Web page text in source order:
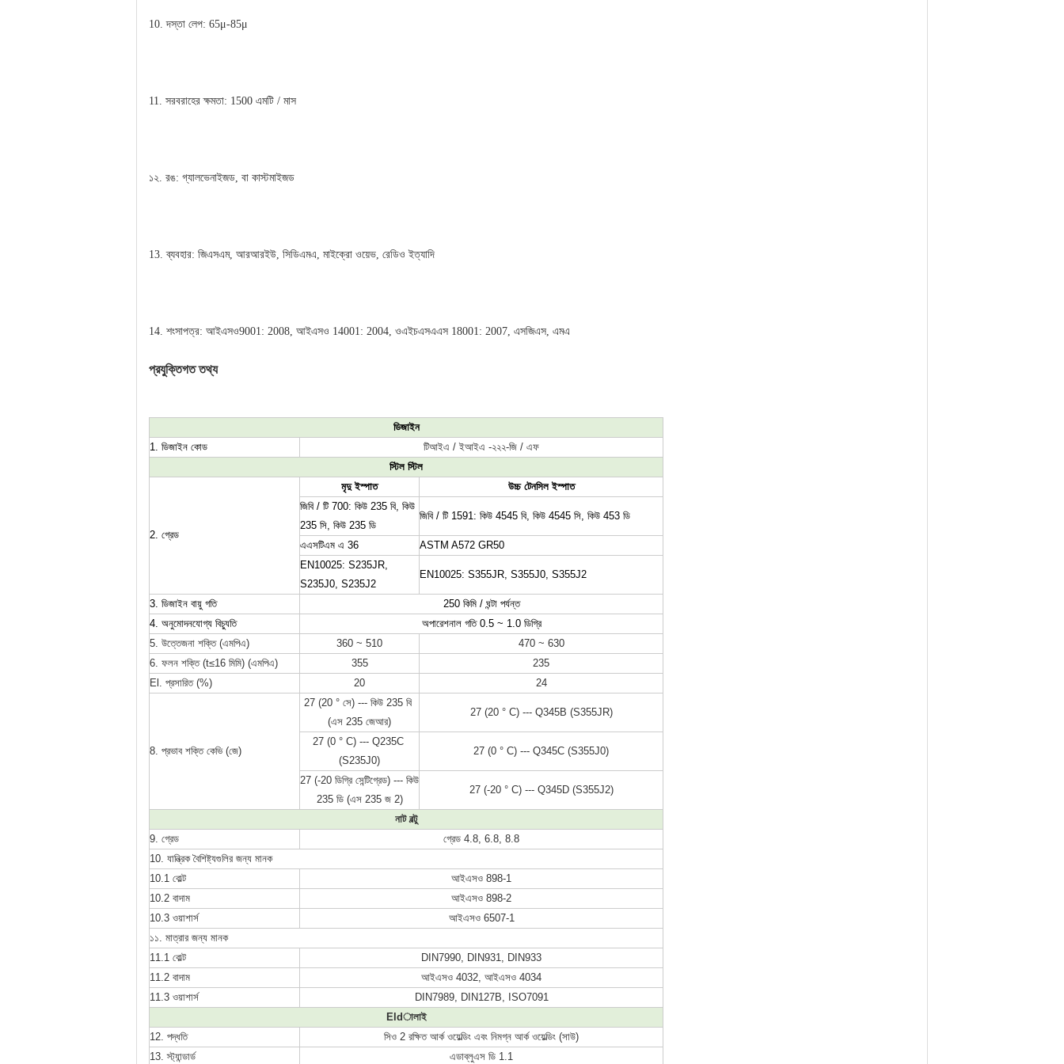
10. দস্তা লেপ: 65μ-85μ
11. সরবরাহের ক্ষমতা: 1500 এমটি / মাস
১২. রঙ: গ্যালভেনাইজড, বা কাস্টমাইজড
13. ব্যবহার: জিএসএম, আরআরইউ, সিডিএমএ, মাইক্রো ওয়েভ, রেডিও ইত্যাদি
14. শংসাপত্র: আইএসও9001: 2008, আইএসও 14001: 2004, ওএইচএসএএস 18001: 2007, এসজিএস, এমএ
প্রযুক্তিগত তথ্য
ডিজাইন
1. ডিজাইন কোড
টিআইএ / ইআইএ -২২২-জি / এফ
স্টিল স্টিল
2. গ্রেড
মৃদু ইস্পাত
উচ্চ টেনসিল ইস্পাত
জিবি / টি 700: কিউ 235 বি, কিউ
235 সি, কিউ 235 ডি
জিবি / টি 1591: কিউ 4545 বি, কিউ 4545 সি, কিউ 453 ডি
এএসটিএম এ 36
ASTM A572 GR50
EN10025: S235JR,
S235J0, S235J2
EN10025: S355JR, S355J0, S355J2
3. ডিজাইন বায়ু গতি
250 কিমি / ঘন্টা পর্যন্ত
4. অনুমোদনযোগ্য বিচ্যুতি
অপারেশনাল গতি 0.5 ~ 1.0 ডিগ্রি
5. উত্তেজনা শক্তি (এমপিএ)
360 ~ 510
470 ~ 630
6. ফলন শক্তি (t≤16 মিমি) (এমপিএ)
355
235
El. প্রসারিত (%)
20 24
8. প্রভাব শক্তি কেভি (জে)
27 (20 ° সে) --- কিউ 235 বি
(এস 235 জেআর)
27 (20 ° C) --- Q345B (S355JR)
27 (0 ° C) --- Q235C
(S235J0)
27 (0 ° C) --- Q345C (S355J0)
27 (-20 ডিগ্রি সেন্টিগ্রেড) --- কিউ
235 ডি (এস 235 জ 2)
27 (-20 ° C) --- Q345D (S355J2)
নাট বল্টু
9. গ্রেড
গ্রেড 4.8, 6.8, 8.8
10. যান্ত্রিক বৈশিষ্ট্যগুলির জন্য মানক
10.1 বোল্ট
আইএসও 898-1
10.2 বাদাম
আইএসও 898-2
10.3 ওয়াশার্স
আইএসও 6507-1
১১. মাত্রার জন্য মানক
11.1 বোল্ট
DIN7990, DIN931, DIN933
11.2 বাদাম
আইএসও 4032, আইএসও 4034
11.3 ওয়াশার্স
DIN7989, DIN127B, ISO7091
Eldালাই
12. পদ্ধতি
সিও 2 রক্ষিত আর্ক ওয়েল্ডিং এবং নিমগ্ন আর্ক ওয়েল্ডিং (সাউ)
13. স্ট্যান্ডার্ড
এডাব্লুএস ডি 1.1